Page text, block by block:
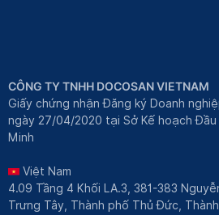
CÔNG TY TNHH DOCOSAN VIETNAM
Giấy chứng nhận Đăng ký Doanh
ngày 27/04/2020 tại Sở Kế hoạch
Minh
Việt Nam
4.09 Tầng 4 Khối LA.3, 381-383
Trưng Tây, Thành phố Thủ Đức,